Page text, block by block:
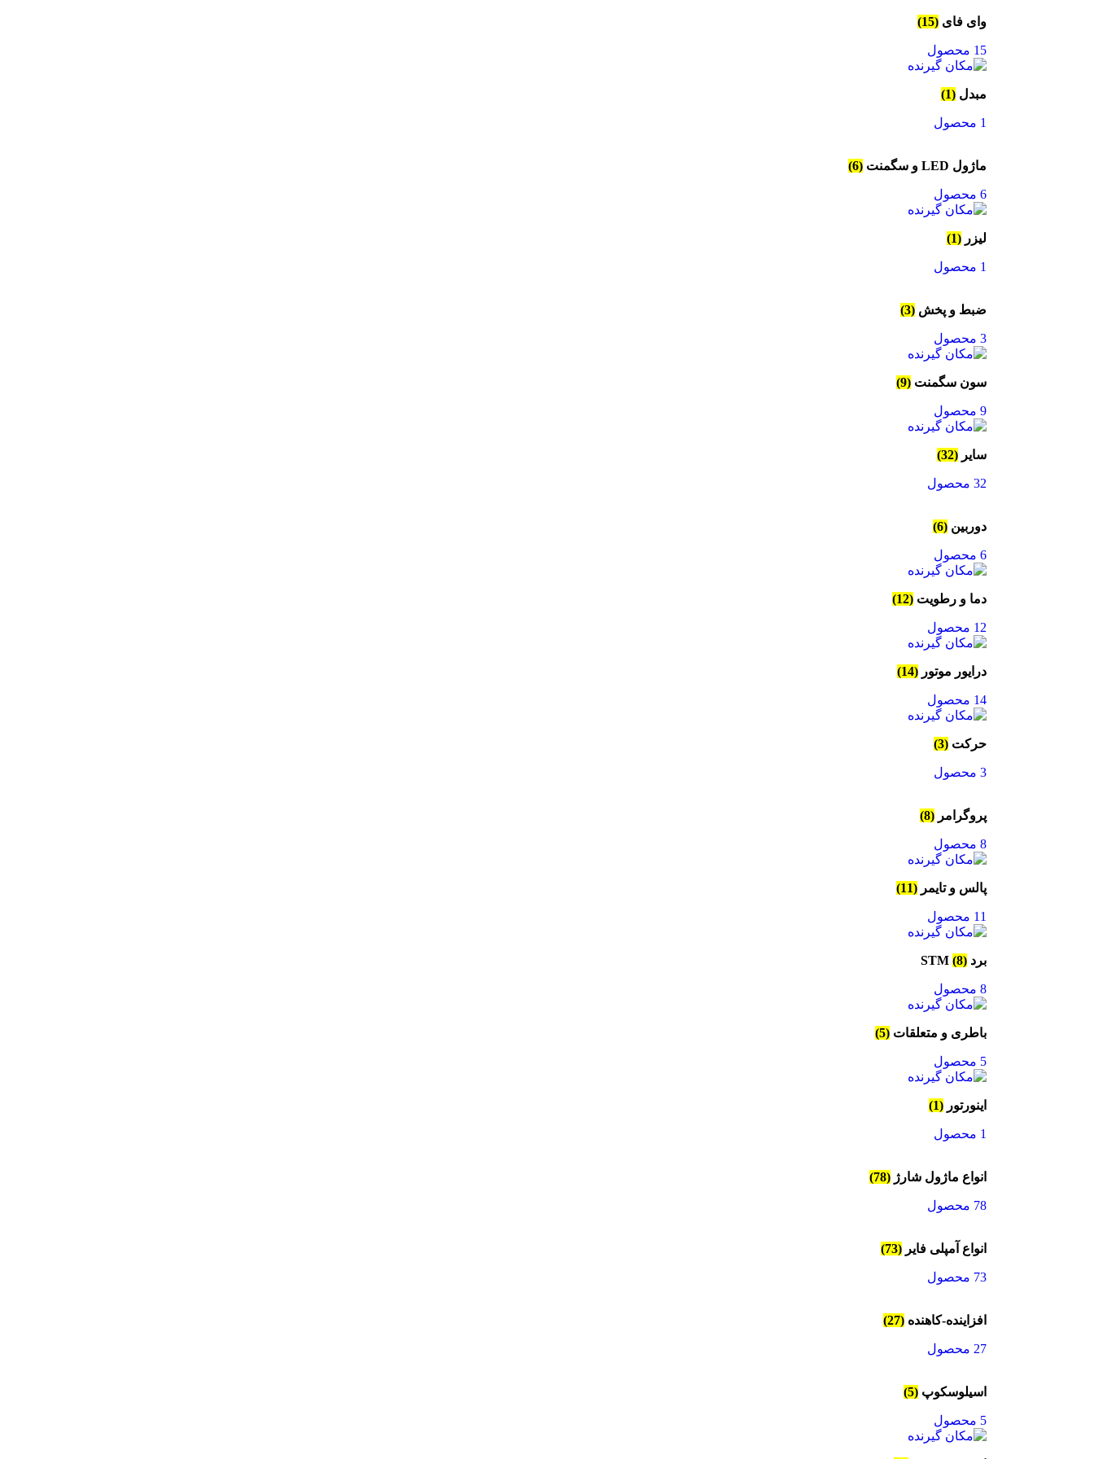
وای فای (15)
15 محصول
مبدل (1)
1 محصول
ماژول LED و سگمنت (6)
6 محصول
لیزر (1)
1 محصول
ضبط و پخش (3)
3 محصول
سون سگمنت (9)
9 محصول
سایر (32)
32 محصول
دوربین (6)
6 محصول
دما و رطویت (12)
12 محصول
درایور موتور (14)
14 محصول
حرکت (3)
3 محصول
پروگرامر (8)
8 محصول
پالس و تایمر (11)
11 محصول
برد STM (8)
8 محصول
باطری و متعلقات (5)
5 محصول
اینورتور (1)
1 محصول
انواع ماژول شارژ (78)
78 محصول
انواع آمپلی فایر (73)
73 محصول
افزاینده-کاهنده (27)
27 محصول
اسیلوسکوپ (5)
5 محصول